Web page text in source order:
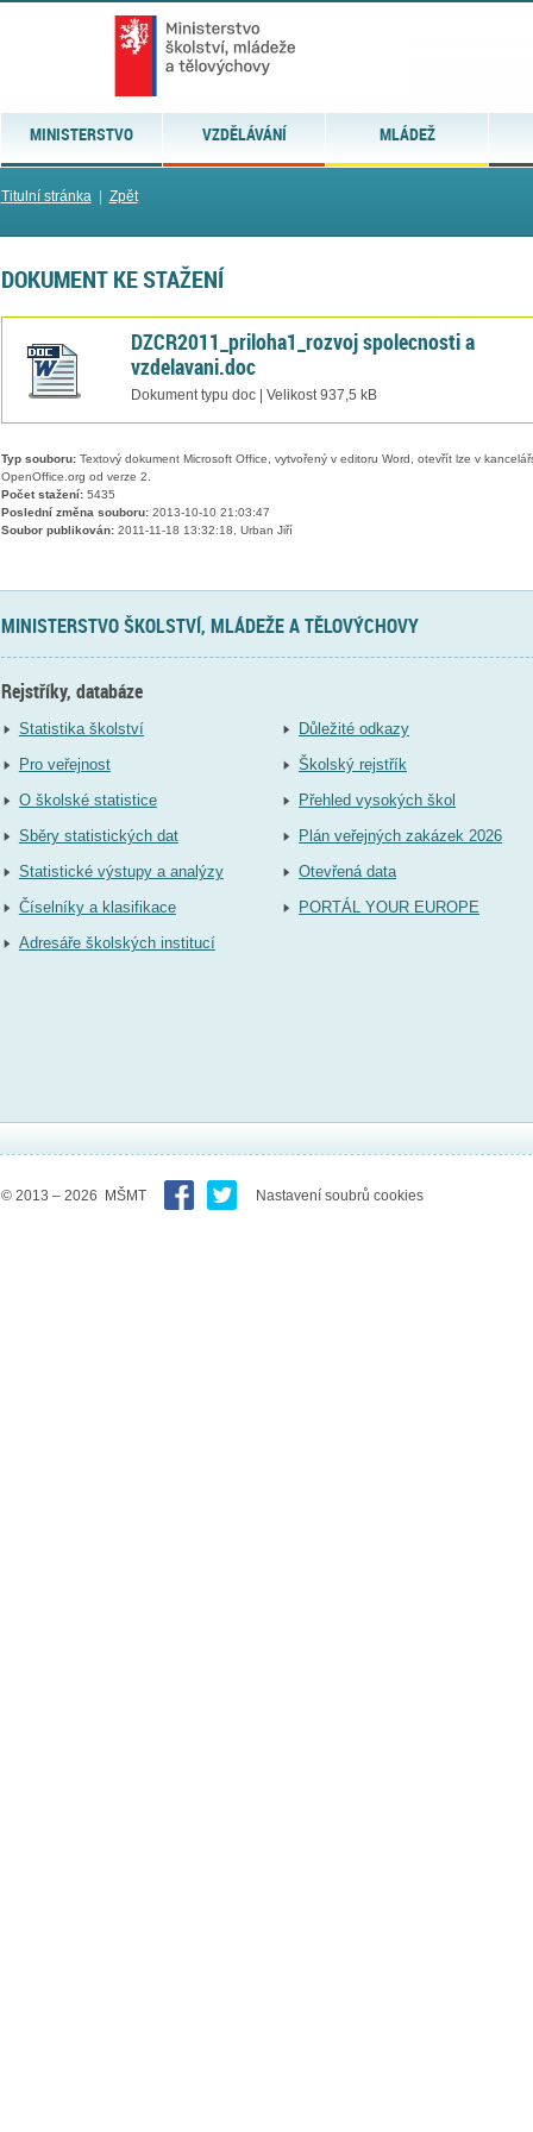
MINISTERSTVO VZDĚLÁVÁNÍ MLÁDEŽ
Titulní stránka| Zpět
DOKUMENT KE STAŽENÍ
DZCR2011_priloha1_rozvoj spolecnosti a
vzdelavani.doc
Dokument typu doc | Velikost 937,5 kB
Typ souboru:Textový dokument Microsoft Office, vytvořený v editoru Word, otevřít lze v
OpenOffice.org od verze 2.
Počet stažení:5435
Poslední změna souboru:2013-10-10 21:03:47
Soubor publikován:2011-11-18 13:32:18, Urban Jiří
MINISTERSTVO ŠKOLSTVÍ, MLÁDEŽE A TĚLOVÝCHOVY
Rejstříky, databáze
Statistika školství
Pro veřejnost
O školské statistice
Sběry statistických dat
Statistické výstupy a analýzy
Číselníky a klasifikace
Adresáře školských institucí
Důležité odkazy
Školský rejstřík
Přehled vysokých škol
Plán veřejných zakázek 2026
Otevřená data
PORTÁL YOUR EUROPE
© 2013 – 2026 MŠMT Nastavení soubrů cookies